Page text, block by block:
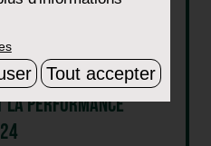
PERFORMANCE
Tout accepter